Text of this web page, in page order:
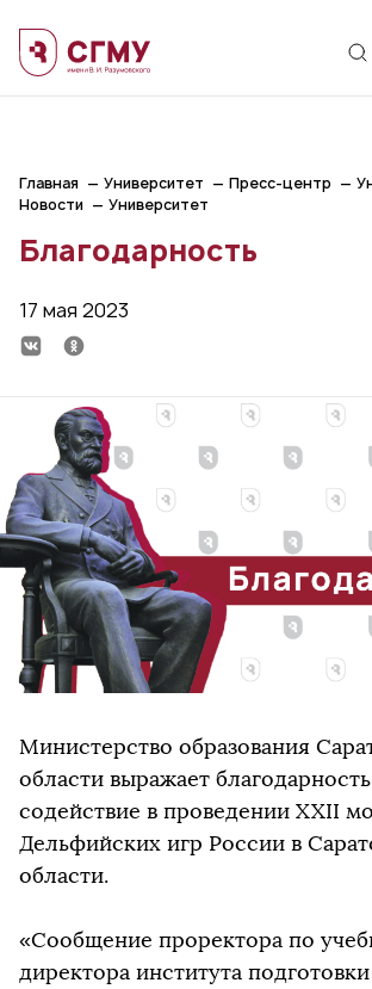
Главная Университет Пресс-центр
Новости
Университет
Благодарность
17 мая 2023
Министерство образования
области выражает
содействие в проведении XXII
Дельфийских игр России в
области.
«Сообщение проректора по
директора института